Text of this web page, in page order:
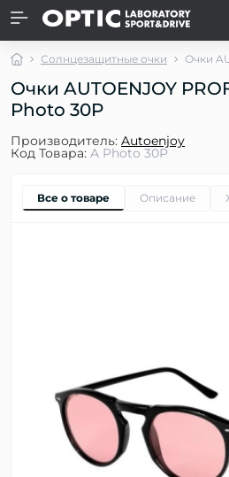
Солнцезащитные очки Очки
Очки AUTOENJOY
Photo 30P
Производитель: Autoenjoy
Код Товара: A Photo 30P
Все о товаре Описание